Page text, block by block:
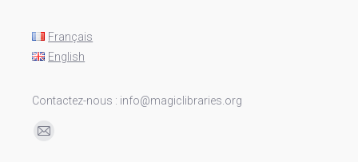
Français
English
Contactez-nous : info@magiclibraries.org
Trouvez nous sur :
Mail